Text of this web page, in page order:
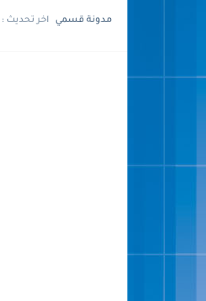
مدونة قسمي اخر تحديث :